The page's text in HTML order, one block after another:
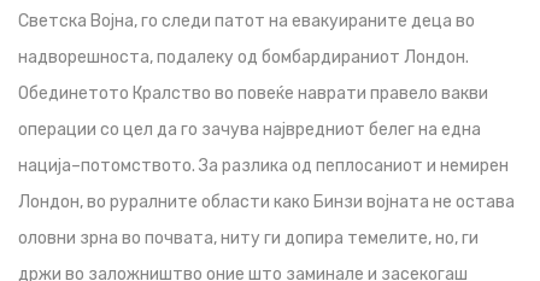
Светска Војна, го следи патот на евакуираните деца во
надворешноста, подалеку од бомбардираниот Лондон.
Обединетото Кралство во повеќе наврати правело вакви
операции со цел да го зачува највредниот белег на една
нација–потомството. За разлика од пеплосаниот и немирен
Лондон, во руралните области како Бинзи војната не остава
оловни зрна во почвата, ниту ги допира темелите, но, ги
држи во заложништво оние што заминале и засекогаш